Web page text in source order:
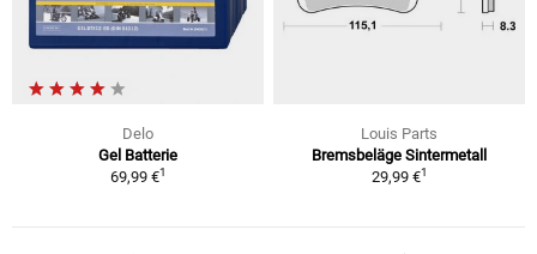
Delo
Gel Batterie
69,99 €1
Louis Parts
Bremsbeläge Sintermetall
29,99 €1